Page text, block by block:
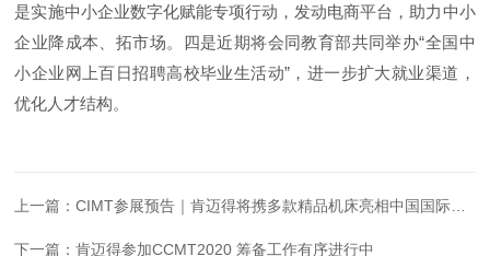
是实施中小企业数字化赋能专项行动，发动电商平台，助力中小
企业降成本、拓市场。四是近期将会同教育部共同举办“全国中
小企业网上百日招聘高校毕业生活动”，进一步扩大就业渠道，
优化人才结构。
上一篇：CIMT参展预告｜肯迈得将携多款精品机床亮相中国国际机床展
下一篇：肯迈得参加CCMT2020 筹备工作有序进行中